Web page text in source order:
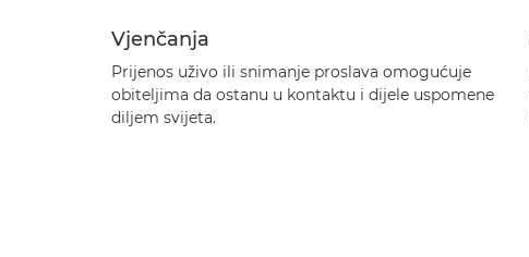
Vjenčanja
Prijenos uživo ili snimanje proslava omogućuje
obiteljima da ostanu u kontaktu i dijele uspomene
diljem svijeta.